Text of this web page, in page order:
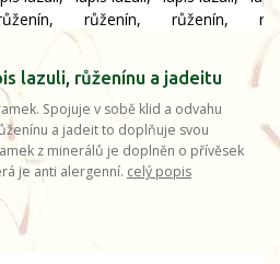
lazuli, růženínu a jadeitu
Spojuje v sobě klid a odvahu
a jadeit to doplňuje svou
z minerálů je doplněn o přívěsek
je anti alergenní. celý popis